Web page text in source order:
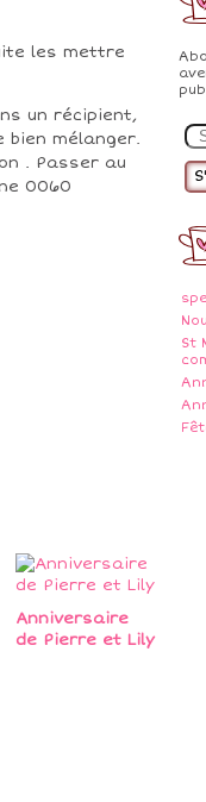
m
St
les mettre
un récipient,
mélanger.
. Passer au
Anniversaire
de Pierre et Lily